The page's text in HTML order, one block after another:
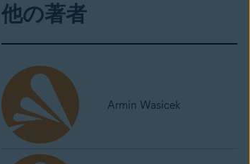
他の著者
Armin Wasicek